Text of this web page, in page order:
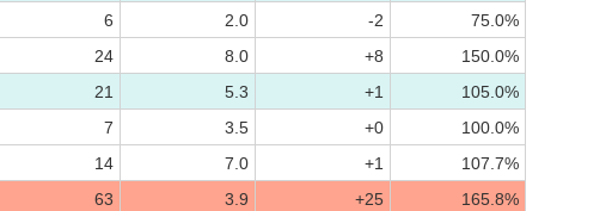
6 2.0 -2
75.0%
24 8.0 +8
150.0%
21 5.3 +1
105.0%
7 3.5 +0
100.0%
14 7.0 +1
107.7%
63 3.9 +25
165.8%